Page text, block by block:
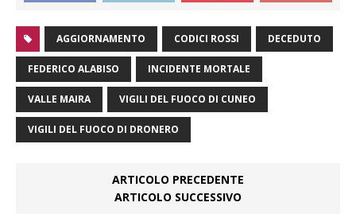
AGGIORNAMENTO CODICI ROSSI DECEDUTO
FEDERICO ALABISO INCIDENTE MORTALE
VALLE MAIRA VIGILI DEL FUOCO DI CUNEO
VIGILI DEL FUOCO DI DRONERO
ARTICOLO PRECEDENTE
ARTICOLO SUCCESSIVO